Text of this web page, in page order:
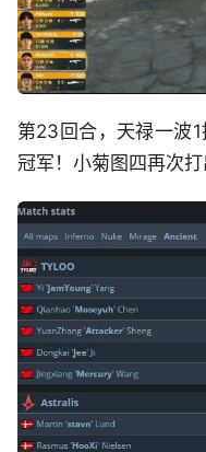
第23回合，天禄一波
冠军！小菊图四再次打